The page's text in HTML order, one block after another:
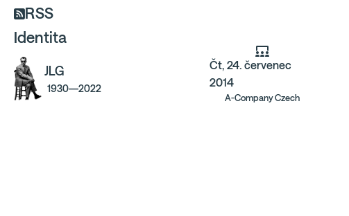
RSS
Identita
JLG
1930—2022
Čt, 24. červenec
2014
A-Company Czech